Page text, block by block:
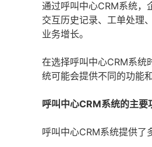
通过呼叫中心CRM系统，
交互历史记录、工单处理
业务增长。
在选择呼叫中心CRM系统
统可能会提供不同的功能
呼叫中心CRM系统的主要
呼叫中心CRM系统提供了